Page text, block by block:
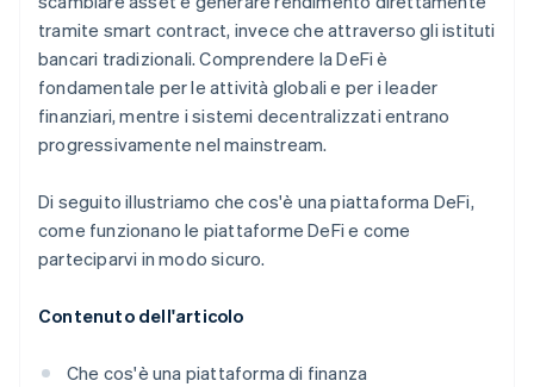
tramite smart contract, invece che attraverso gli istituti
bancari tradizionali. Comprendere la DeFi è
fondamentale per le attività globali e per i leader
finanziari, mentre i sistemi decentralizzati entrano
progressivamente nel mainstream.
Di seguito illustriamo che cos'è una piattaforma DeFi,
come funzionano le piattaforme DeFi e come
parteciparvi in modo sicuro.
Contenuto dell'articolo
Che cos'è una piattaforma di finanza